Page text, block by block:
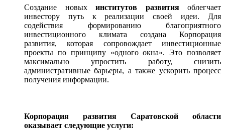
Создание новых институтов развитияоблегчает
инвестору путь к реализации своей идеи. Для
содействия формированию благоприятного
инвестиционного климата создана Корпорация
развития, которая сопровождает инвестиционные
проекты по принципу «одного окна». Это позволяет
максимально упростить работу, снизить
административные барьеры, а также ускорить процесс
получения информации.
Корпорация развития Саратовской области
оказывает следующие услуги: